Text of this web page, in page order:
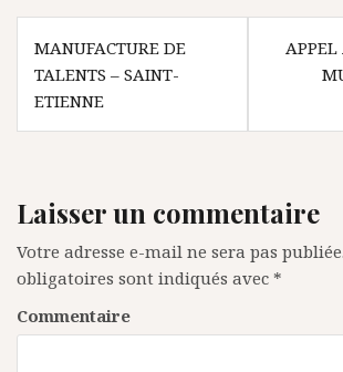
N
v
g
a
t
i
o
MANUFACTURE DE
TALENTS – SAINT-
ETIENNE
APPEL
Laisser un commentaire
Votre adresse e-mail ne sera pas publiée.
obligatoires sont indiqués avec *
Commentaire